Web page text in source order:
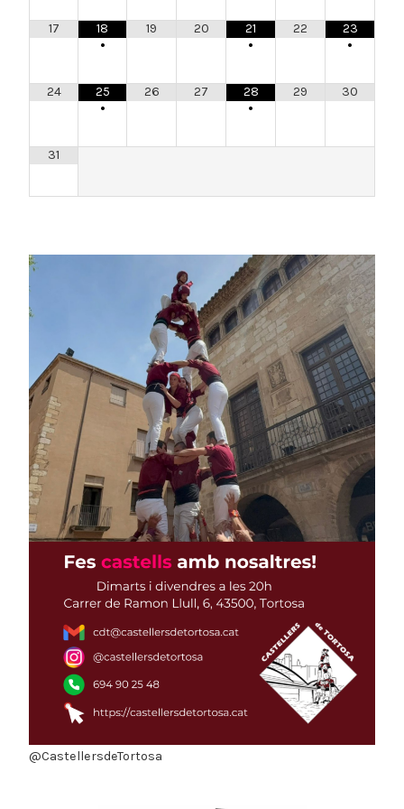
17
18
•
19 20
21
•
22
23
•
24
25
•
26 27
28
•
29 30
31
@CastellersdeTortosa